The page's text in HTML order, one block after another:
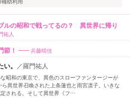
ルの昭和で戦ってるの？ 異世界に帰り
祐人
節！ 兵藤晴佳
。 ／羅門祐人
和の東京で、異色のスローファンタージーが
異世界召喚された上条蓮也と雨宮凛子。いきな
される。そして異世界《フ…